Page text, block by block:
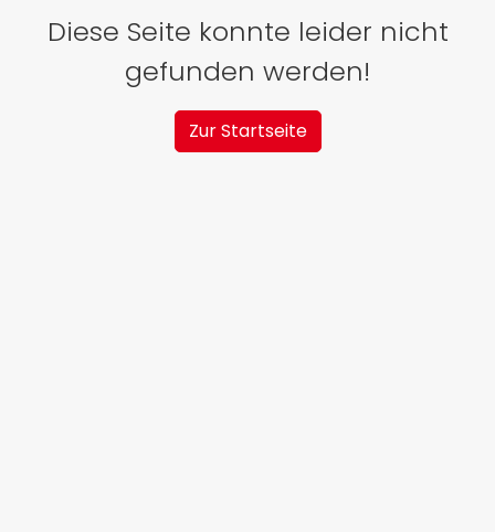
Diese Seite konnte leider nicht
gefunden werden!
Zur Startseite